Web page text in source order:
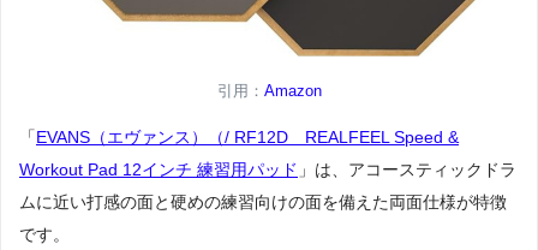
引用： Amazon
「EVANS（エヴァンス）（/ RF12D REALFEEL Speed &
Workout Pad 12インチ 練習用パッド 」は、アコースティックドラ
ムに近い打感の面と硬めの練習向けの面を備えた両面仕様が特徴
です。